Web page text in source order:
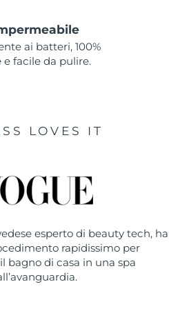
ai batteri, 100%
facile da pulire.
LOVES IT
esperto di beauty tech, ha
rapidissimo per
bagno di casa in una spa